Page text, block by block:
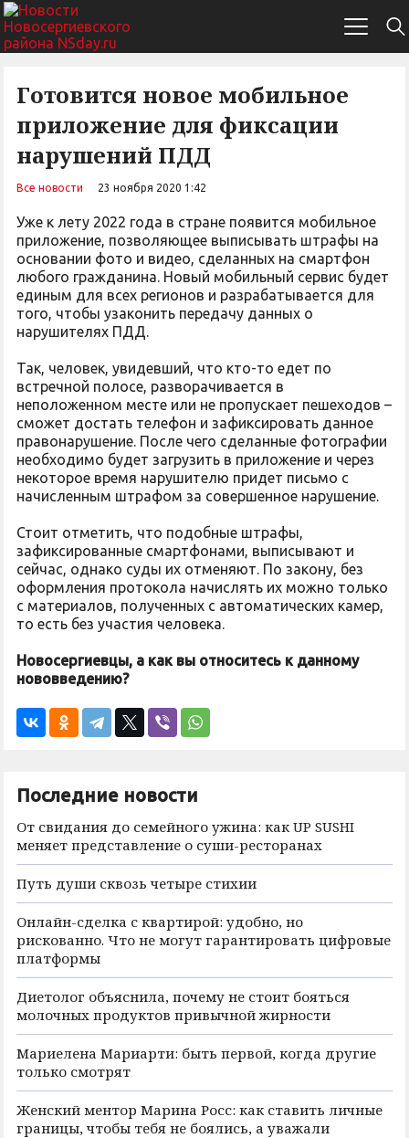
Готовится новое мобильное
приложение для фиксации
нарушений ПДД
Все новости 23 ноября 2020 1:42
Уже к лету 2022 года в стране появится мобильное
приложение, позволяющее выписывать штрафы на
основании фото и видео, сделанных на смартфон
любого гражданина. Новый мобильный сервис будет
единым для всех регионов и разрабатывается для
того, чтобы узаконить передачу данных о
нарушителях ПДД.
Так, человек, увидевший, что кто-то едет по
встречной полосе, разворачивается в
неположенном месте или не пропускает пешеходов –
сможет достать телефон и зафиксировать данное
правонарушение. После чего сделанные фотографии
необходимо будет загрузить в приложение и через
некоторое время нарушителю придет письмо с
начисленным штрафом за совершенное нарушение.
Стоит отметить, что подобные штрафы,
зафиксированные смартфонами, выписывают и
сейчас, однако суды их отменяют. По закону, без
оформления протокола начислять их можно только
с материалов, полученных с автоматических камер,
то есть без участия человека.
Новосергиевцы, а как вы относитесь к данному
нововведению?
Последние новости
От свидания до семейного ужина: как UP SUSHI
меняет представление о суши-ресторанах
Путь души сквозь четыре стихии
Онлайн-сделка с квартирой: удобно, но
рискованно. Что не могут гарантировать цифровые
платформы
Диетолог объяснила, почему не стоит бояться
молочных продуктов привычной жирности
Мариелена Мариарти: быть первой, когда другие
только смотрят
Женский ментор Марина Росс: как ставить личные
границы, чтобы тебя не боялись, а уважали